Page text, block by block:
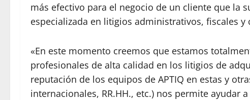
más efectivo para el negocio de un cliente que la
especializada en litigios administrativos, fiscales y
«En este momento creemos que estamos
profesionales de alta calidad en los litigios de
reputación de los equipos de APTIQ en estas y
internacionales, RR.HH., etc.) nos permite ayudar